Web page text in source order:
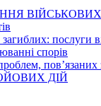
ВІЙСЬКОВИХ
послуги
спорів
ДІЙ